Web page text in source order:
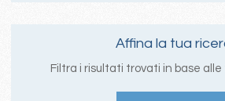
Affina la tua
Filtra i risultati trovati in base